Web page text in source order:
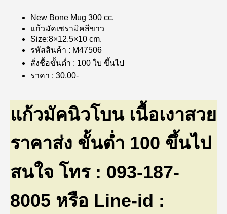
New Bone Mug 300 cc.
แก้วมัคเซรามิคสีขาว
Size:8×12.5×10 cm.
รหัสสินค้า : M47506
สั่งชื้อขั้นต่ำ : 100 ใบ ขึ้นไป
ราคา : 30.00-
แก้วมัคนิวโบน เนื้อเงาสวย
ราคาส่ง ขั้นต่ำ 100 ขึ้นไป
สนใจ โทร : 093-187-
8005 หรือ Line-id :